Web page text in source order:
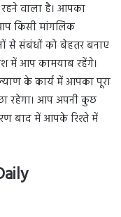
वाला है। आपका
किसी मांगलिक
से संबंधों को बेहतर बनाए
में आप कामयाब रहेंगे।
के कार्य में आपका पूरा
रहेगा। आप अपनी कुछ
बाद में आपके रिश्ते में